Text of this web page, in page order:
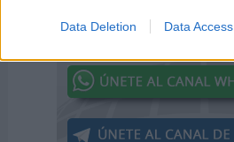
Data Deletion Data Access